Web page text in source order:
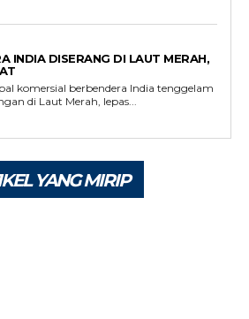
INDIA DISERANG DI LAUT MERAH,
komersial berbendera India tenggelam
di Laut Merah, lepas...
YANG MIRIP